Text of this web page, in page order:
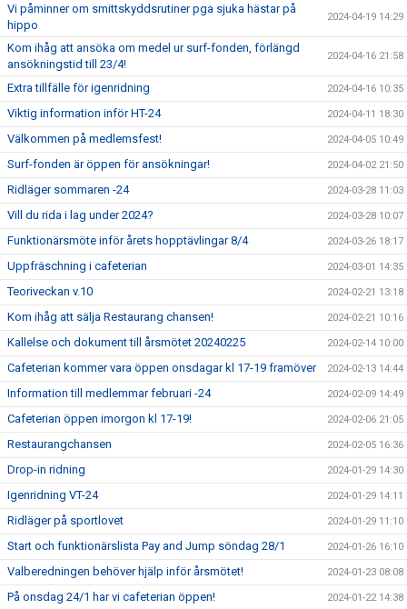
Vi påminner om smittskyddsrutiner pga sjuka hästar på
hippo
2024-04-19 14:29
Kom ihåg att ansöka om medel ur surf-fonden, förlängd
ansökningstid till 23/4!
2024-04-16 21:58
Extra tillfälle för igenridning 2024-04-16 10:35
Viktig information inför HT-24 2024-04-11 18:30
Välkommen på medlemsfest! 2024-04-05 10:49
Surf-fonden är öppen för ansökningar! 2024-04-02 21:50
Ridläger sommaren -24 2024-03-28 11:03
Vill du rida i lag under 2024? 2024-03-28 10:07
Funktionärsmöte inför årets hopptävlingar 8/4 2024-03-26 18:17
Uppfräschning i cafeterian 2024-03-01 14:35
Teoriveckan v.10 2024-02-21 13:18
Kom ihåg att sälja Restaurang chansen! 2024-02-21 10:16
Kallelse och dokument till årsmötet 20240225 2024-02-14 10:00
Cafeterian kommer vara öppen onsdagar kl 17-19 framöver 2024-02-13 14:44
Information till medlemmar februari -24 2024-02-09 14:49
Cafeterian öppen imorgon kl 17-19! 2024-02-06 21:05
Restaurangchansen 2024-02-05 16:36
Drop-in ridning 2024-01-29 14:30
Igenridning VT-24 2024-01-29 14:11
Ridläger på sportlovet 2024-01-29 11:10
Start och funktionärslista Pay and Jump söndag 28/1 2024-01-26 16:10
Valberedningen behöver hjälp inför årsmötet! 2024-01-23 08:08
På onsdag 24/1 har vi cafeterian öppen! 2024-01-22 14:38